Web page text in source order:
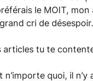
le MOIT,
cri de
articles tu te
n’importe quoi, il